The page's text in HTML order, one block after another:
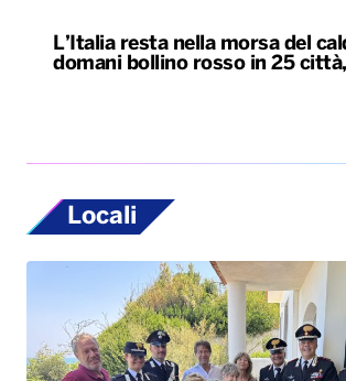
L’Italia resta nella morsa del
domani bollino rosso in 25
Locali